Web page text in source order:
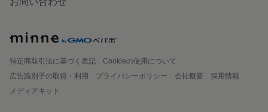
特定商取引法に基づく表記
Cookieの使用について
広告識別子の取得・利用
プライバシーポリシー 会社概要
採用情報
メディアキット